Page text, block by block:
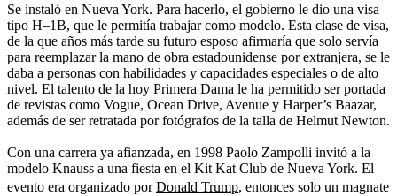
Se instaló en Nueva York. Para hacerlo, el gobierno le dio una visa
tipo H–1B, que le permitía trabajar como modelo. Esta clase de visa,
de la que años más tarde su futuro esposo afirmaría que solo servía
para reemplazar la mano de obra estadounidense por extranjera, se le
daba a personas con habilidades y capacidades especiales o de alto
nivel. El talento de la hoy Primera Dama le ha permitido ser portada
de revistas como Vogue, Ocean Drive, Avenue y Harper’s Baazar,
además de ser retratada por fotógrafos de la talla de Helmut Newton.
Con una carrera ya afianzada, en 1998 Paolo Zampolli invitó a la
modelo Knauss a una fiesta en el Kit Kat Club de Nueva York. El
evento era organizado porDonald Trump, entonces solo un magnate